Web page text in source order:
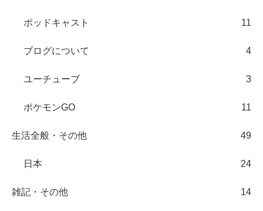
ポッドキャスト 11
ブログについて 4
ユーチューブ 3
ポケモンGO 11
生活全般・その他 49
日本 24
雑記・その他 14